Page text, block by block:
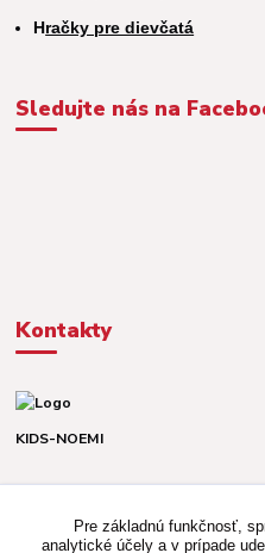
Hračky pre dievčatá
Sledujte nás na
Kontakty
KIDS-NOEMI
(Po-Pia, 8-16 hod.)
Pre základnú funkčnosť,
analytické účely a v prípade